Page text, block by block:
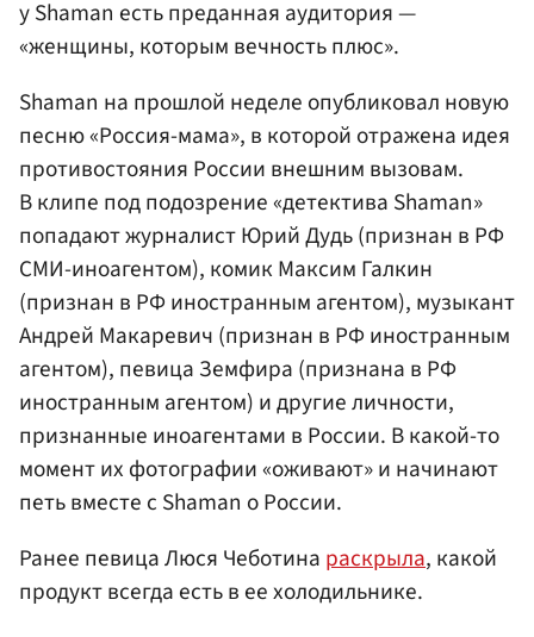
у Shaman есть преданная аудитория —
«женщины, которым вечность плюс».
Shaman на прошлой неделе опубликовал новую
песню «Россия-мама», в которой отражена идея
противостояния России внешним вызовам.
В клипе под подозрение «детектива Shaman»
попадают журналист Юрий Дудь (признан в РФ
СМИ-иноагентом), комик Максим Галкин
(признан в РФ иностранным агентом), музыкант
Андрей Макаревич (признан в РФ иностранным
агентом), певица Земфира (признана в РФ
иностранным агентом) и другие личности,
признанные иноагентами в России. В какой-то
момент их фотографии «оживают» и начинают
петь вместе с Shaman о России.
Ранее певица Люся Чеботина раскрыла, какой
продукт всегда есть в ее холодильнике.